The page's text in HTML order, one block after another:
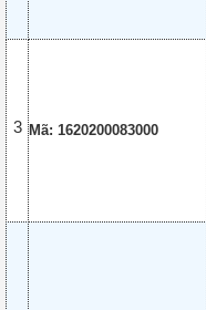
3 Mã: 1620200083000